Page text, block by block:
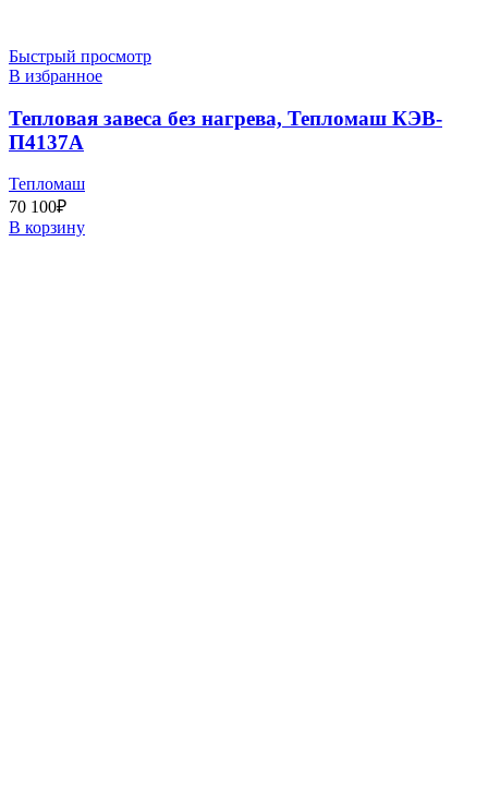
Быстрый просмотр
В избранное
Тепловая завеса без нагрева, Тепломаш КЭВ-
П4137A
Тепломаш
70 100₽
В корзину